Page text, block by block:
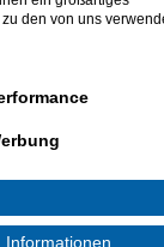
Zander, Barsch
den von uns
Informationen